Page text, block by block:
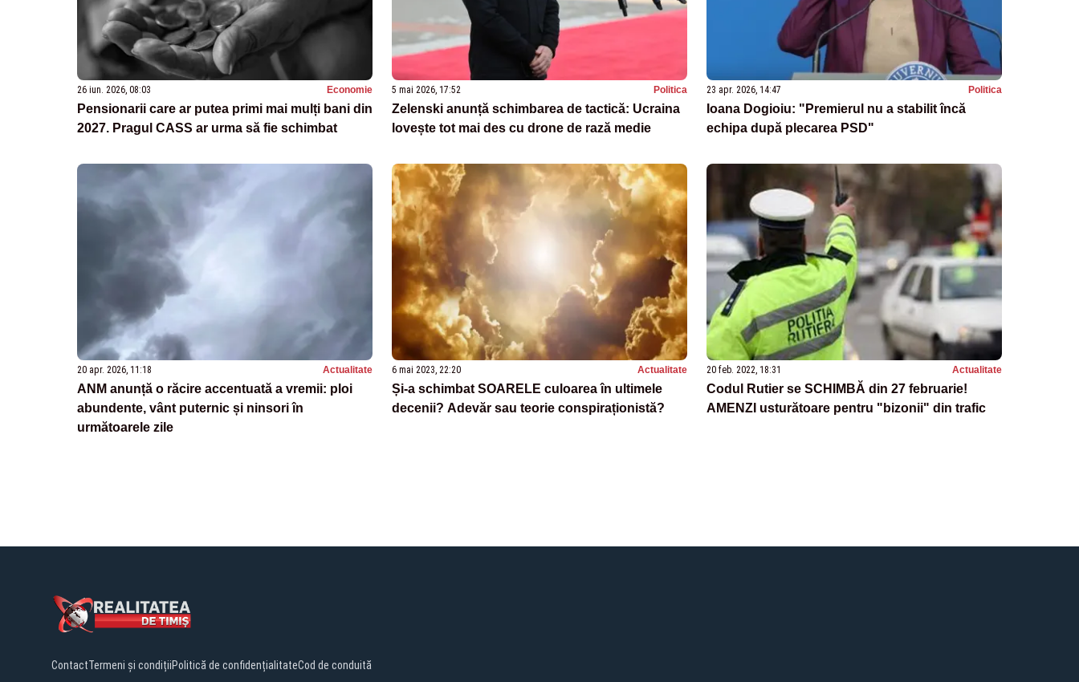
26 iun. 2026, 08:03 Economie
Pensionarii care ar putea primi mai mulți bani din
2027. Pragul CASS ar urma să fie schimbat
5 mai 2026, 17:52 Politica
Zelenski anunță schimbarea de tactică: Ucraina
lovește tot mai des cu drone de rază medie
23 apr. 2026, 14:47 Politica
Ioana Dogioiu: "Premierul nu a stabilit încă
echipa după plecarea PSD"
20 apr. 2026, 11:18 Actualitate
ANM anunță o răcire accentuată a vremii: ploi
abundente, vânt puternic și ninsori în
următoarele zile
6 mai 2023, 22:20 Actualitate
Și-a schimbat SOARELE culoarea în ultimele
decenii? Adevăr sau teorie conspiraționistă?
20 feb. 2022, 18:31 Actualitate
Codul Rutier se SCHIMBĂ din 27 februarie!
AMENZI usturătoare pentru "bizonii" din trafic
ContactTermeni și condițiiPolitică de confidențialitateCod de conduită